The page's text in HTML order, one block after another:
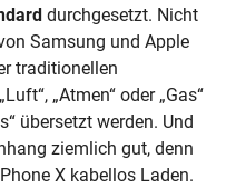
durchgesetzt. Nicht
Samsung und Apple
traditionellen
„Atmen“ oder „Gas“
übersetzt werden. Und
ziemlich gut, denn
X kabellos Laden.